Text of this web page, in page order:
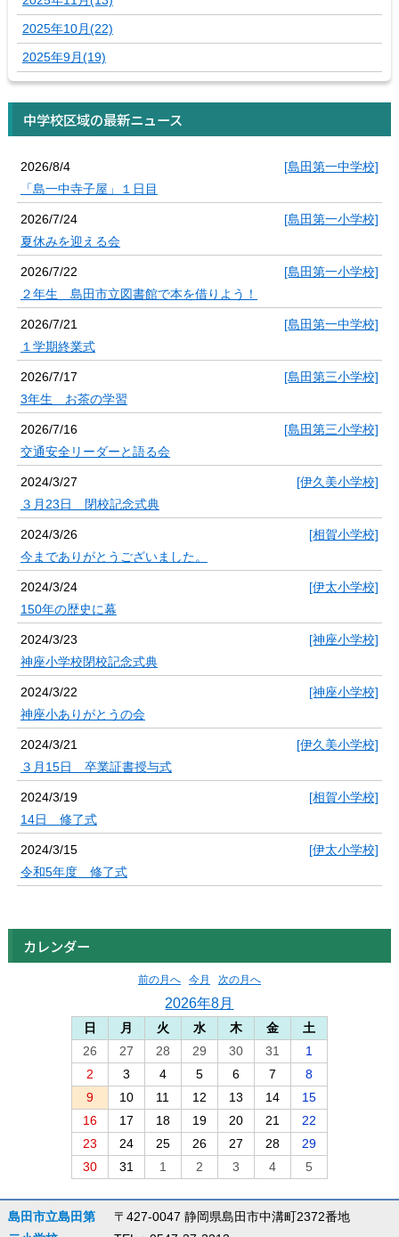
2025年10月(22)
2025年9月(19)
中学校区域の最新ニュース
2026/8/4
[島田第一中学校]
「島一中寺子屋」１日目
2026/7/24
[島田第一小学校]
夏休みを迎える会
2026/7/22
[島田第一小学校]
２年生 島田市立図書館で本を借りよう！
2026/7/21
[島田第一中学校]
１学期終業式
2026/7/17
[島田第三小学校]
3年生 お茶の学習
2026/7/16
[島田第三小学校]
交通安全リーダーと語る会
2024/3/27
[伊久美小学校]
３月23日 閉校記念式典
2024/3/26
[相賀小学校]
今までありがとうございました。
2024/3/24
[伊太小学校]
150年の歴史に幕
2024/3/23
[神座小学校]
神座小学校閉校記念式典
2024/3/22
[神座小学校]
神座小ありがとうの会
2024/3/21
[伊久美小学校]
３月15日 卒業証書授与式
2024/3/19
[相賀小学校]
14日 修了式
2024/3/15
[伊太小学校]
令和5年度 修了式
カレンダー
前の月へ 今月 次の月へ
2026年8月
日 月 火 水 木 金
土
26
27 28 29 30 31
1
2
3 4 5 6 7
8
9
10 11 12 13 14
15
16
17 18 19 20 21
22
23
24 25 26 27 28
29
30
31 1 2 3 4 5
島田市立島田第
〒427-0047 静岡県島田市中溝町2372番地